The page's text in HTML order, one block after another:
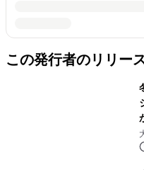
この発行者のリリー